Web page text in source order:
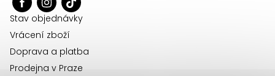
Stav objednávky
Vrácení zboží
Doprava a platba
Prodejna v Praze